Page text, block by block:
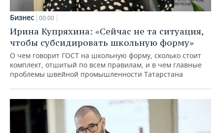
Бизнес 00:00
Ирина Купряхина: «Сейчас не та ситуация,
чтобы субсидировать школьную форму»
О чем говорит ГОСТ на школьную форму, сколько стоит
комплект, отшитый по всем правилам, и в чем главные
проблемы швейной промышленности Татарстана